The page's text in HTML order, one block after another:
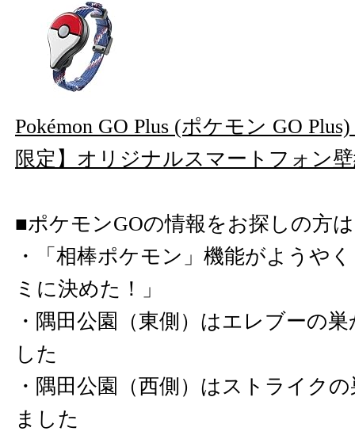
Pokémon GO Plus (ポケモン GO
限定】オリジナルスマートフォン
■ポケモンGOの情報をお探しの方
・
「相棒ポケモン」機能がようや
ミに決めた！」
・ 隅田公園（東側）はエレブーの
した
・ 隅田公園（西側）はストライク
ました